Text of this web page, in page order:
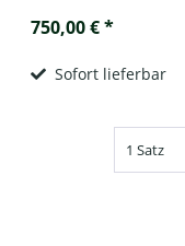
750,00 € *
Sofort lieferbar